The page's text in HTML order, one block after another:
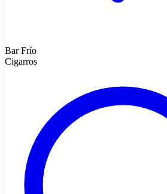
Bar Frío
Cigarros